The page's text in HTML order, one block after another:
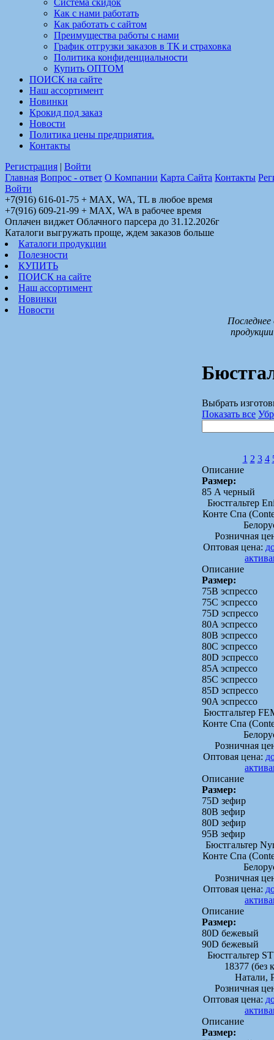
Система скидок
Как с нами работать
Как работать с сайтом
Преимущества работы с нами
График отгрузки заказов в ТК и страховка
Политика конфиденциальности
Купить ОПТОМ
ПОИСК на сайте
Наш ассортимент
Новинки
Крокид под заказ
Новости
Политика цены предприятия.
Контакты
Регистрация | Войти
Главная Вопрос - ответ О Компании Карта Сайта Контакты
Войти
+7(916) 616-01-75 + MAX, WA, TL в любое время
+7(916) 609-21-99 + MAX, WA в рабочее время
Оплачен виджет Облачного парсера до 31.12.2026г
Каталоги выгружать проще, ждем заказов больше
Каталоги продукции
Полезности
КУПИТЬ
ПОИСК на сайте
Наш ассортимент
Новинки
Новости
Последнее
Выбрать
Показать все
1 2 3 4
Описание
Размер:
85 A черный
Бюстгальтер
Конте Спа
Розничная
Оптовая цена:
Описание
Размер:
75B эспрессо
75C эспрессо
75D эспрессо
80A эспрессо
80B эспрессо
80C эспрессо
80D эспрессо
85A эспрессо
85C эспрессо
85D эспрессо
90A эспрессо
Бюстгальтер
Конте Спа
Розничная
Оптовая цена:
Описание
Размер:
75D зефир
80B зефир
80D зефир
95B зефир
Бюстгальтер
Конте Спа
Розничная
Оптовая цена:
Описание
Размер:
80D бежевый
90D бежевый
Бюстгальтер
18377 (без
Натали,
Розничная
Оптовая цена:
Описание
Размер: